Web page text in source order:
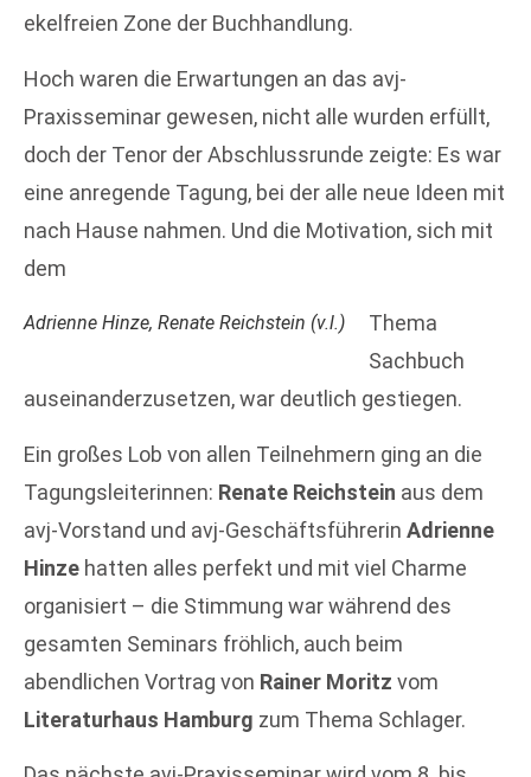
ekelfreien Zone der Buchhandlung.
Hoch waren die Erwartungen an das avj-
Praxisseminar gewesen, nicht alle wurden erfüllt,
doch der Tenor der Abschlussrunde zeigte: Es war
eine anregende Tagung, bei der alle neue Ideen mit
nach Hause nahmen. Und die Motivation, sich mit
dem
Adrienne Hinze, Renate Reichstein (v.l.)
Thema
Sachbuch
auseinanderzusetzen, war deutlich gestiegen.
Ein großes Lob von allen Teilnehmern ging an die
Tagungsleiterinnen: Renate Reichstein aus dem
avj-Vorstand und avj-Geschäftsführerin Adrienne
Hinze hatten alles perfekt und mit viel Charme
organisiert – die Stimmung war während des
gesamten Seminars fröhlich, auch beim
abendlichen Vortrag von Rainer Moritz vom
Literaturhaus Hamburg zum Thema Schlager.